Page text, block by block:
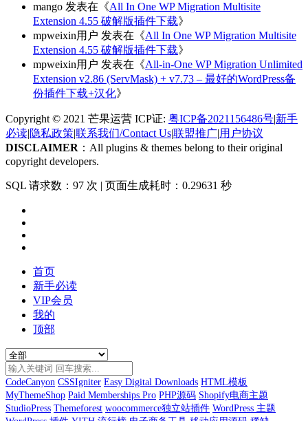
mango 发表在《All In One WP Migration Multisite
Extension 4.55 破解版插件下载》
mpweixin用户 发表在《All In One WP Migration Multisite
Extension 4.55 破解版插件下载》
mpweixin用户 发表在《All-in-One WP Migration Unlimited
Extension v2.86 (ServMask) + v7.73 – 最好的WordPress备
份插件下载+汉化》
Copyright © 2021 芒果运营 ICP证: 粤ICP备2021156486号|新手
必读|隐私政策|联系我们/Contact Us|联盟推广|用户协议
DISCLAIMER ：All plugins & themes belong to their original
copyright developers.
SQL 请求数：97 次 | 页面生成耗时：0.29631 秒
首页
新手必读
VIP会员
我的
顶部
CodeCanyon CSSIgniter Easy Digital Downloads HTML模板
MyThemeShop Paid Memberships Pro PHP源码 Shopify电商主题
StudioPress Themeforest woocommerce独立站插件 WordPress 主题